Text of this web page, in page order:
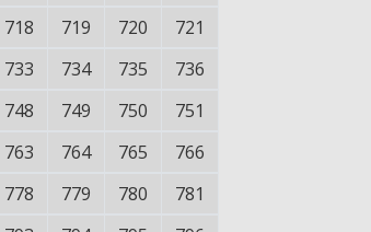
718 719 720
721
733 734 735
736
748 749 750
751
763 764 765
766
778 779 780
781